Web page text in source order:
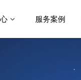
服务案例